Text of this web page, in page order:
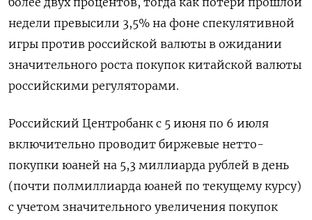
недели превысили 3,5% на фоне спекулятивной
игры против российской валюты в ожидании
значительного роста покупок китайской валюты
российскими регуляторами.
Российский Центробанк с 5 июня по 6 июля ​
включительно проводит биржевые нетто-
покупки юаней ​на 5,3 миллиарда рублей ‌в день
(почти полмиллиарда юаней по текущему курсу)
с учетом значительного увеличения покупок